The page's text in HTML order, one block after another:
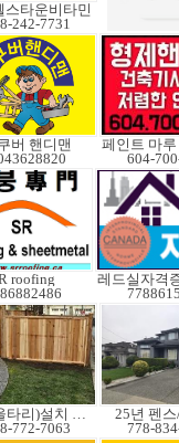
스타운비타민
242-7731
버 핸디맨
604-
roofing
펜스(울타리)설치 수리
772-7063
25년 펜
778-